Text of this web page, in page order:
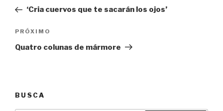
Post
‘Cria cuervos que te sacarán los ojos’
Próximo
PRÓXIMO
Quatro colunas de mármore
BUSCA